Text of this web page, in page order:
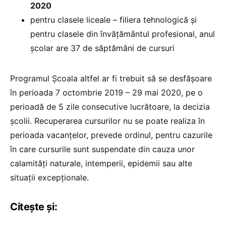
2020
pentru clasele liceale – filiera tehnologică și
pentru clasele din învățământul profesional, anul
școlar are 37 de săptămâni de cursuri
Programul Școala altfel ar fi trebuit să se desfășoare
în perioada 7 octombrie 2019 – 29 mai 2020, pe o
perioadă de 5 zile consecutive lucrătoare, la decizia
școlii. Recuperarea cursurilor nu se poate realiza în
perioada vacanțelor, prevede ordinul, pentru cazurile
în care cursurile sunt suspendate din cauza unor
calamități naturale, intemperii, epidemii sau alte
situații excepționale.
Citește și: